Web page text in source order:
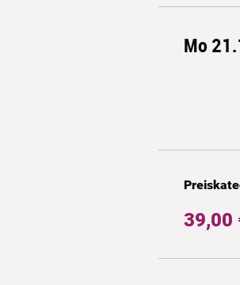
Mo
39,00